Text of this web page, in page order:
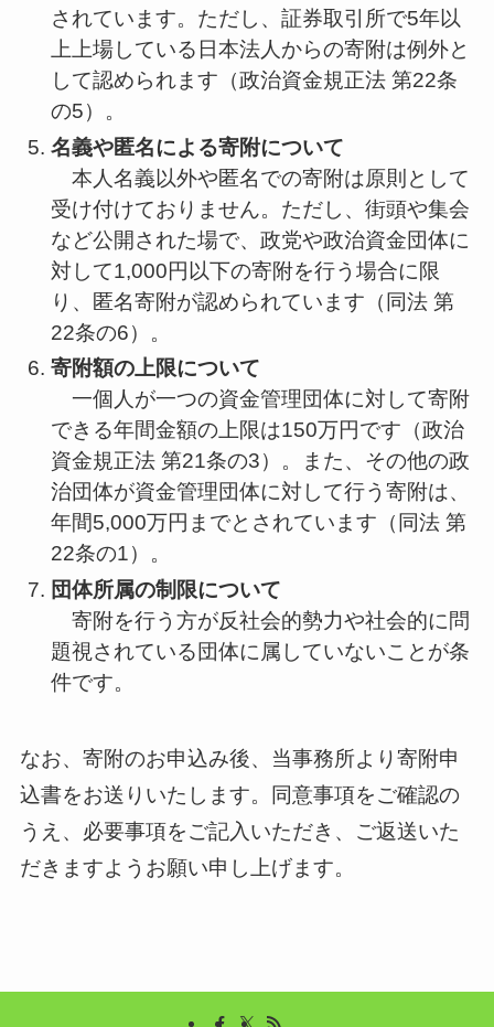
されています。ただし、証券取引所で5年以
上上場している日本法人からの寄附は例外と
して認められます（政治資金規正法 第22条
の5）。
名義や匿名による寄附について
本人名義以外や匿名での寄附は原則として
受け付けておりません。ただし、街頭や集会
など公開された場で、政党や政治資金団体に
対して1,000円以下の寄附を行う場合に限
り、匿名寄附が認められています（同法 第
22条の6）。
寄附額の上限について
一個人が一つの資金管理団体に対して寄附
できる年間金額の上限は150万円です（政治
資金規正法 第21条の3）。また、その他の政
治団体が資金管理団体に対して行う寄附は、
年間5,000万円までとされています（同法 第
22条の1）。
団体所属の制限について
寄附を行う方が反社会的勢力や社会的に問
題視されている団体に属していないことが条
件です。
なお、寄附のお申込み後、当事務所より寄附申
込書をお送りいたします。同意事項をご確認の
うえ、必要事項をご記入いただき、ご返送いた
だきますようお願い申し上げます。